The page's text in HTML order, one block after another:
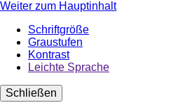
Weiter zum Hauptinhalt
Schriftgröße
Graustufen
Kontrast
Leichte Sprache
Schließen